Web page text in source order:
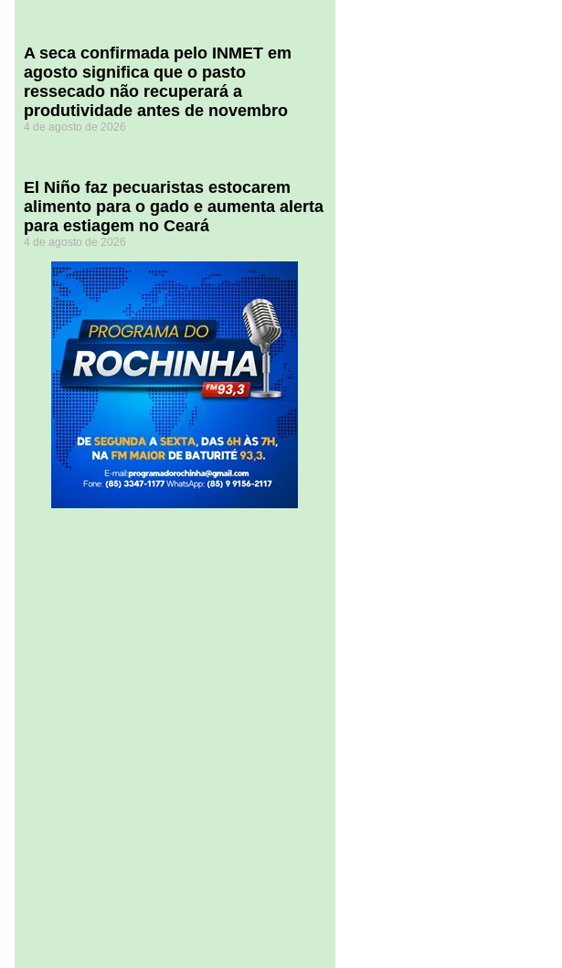
A seca confirmada pelo INMET em
agosto significa que o pasto
ressecado não recuperará a
produtividade antes de novembro
4 de agosto de 2026
El Niño faz pecuaristas estocarem
alimento para o gado e aumenta alerta
para estiagem no Ceará
4 de agosto de 2026